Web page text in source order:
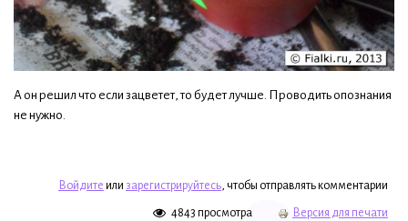
А он решил что если зацветет, то будет лучше. Проводить опознания
не нужно.
Войдите или зарегистрируйтесь, чтобы отправлять комментарии
4843 просмотра Версия для печати